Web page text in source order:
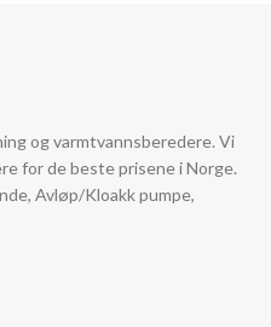
og varmtvannsberedere. Vi
for de beste prisene i Norge.
Avløp/Kloakk pumpe,